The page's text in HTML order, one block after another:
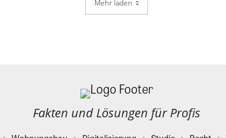
Mehr laden
Fakten und Lösungen für Profis